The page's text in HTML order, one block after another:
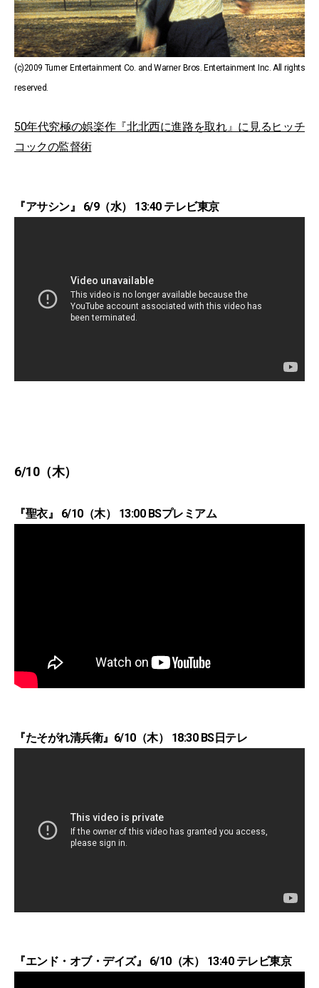
(c)2009 Turner Entertainment Co. and Warner Bros. Entertainment Inc. All rights
reserved.
50年代究極の娯楽作『北北西に進路を取れ』に見るヒッチ
コックの監督術
『アサシン』 6/9（水） 13:40 テレビ東京
6/10（木）
『聖衣』 6/10（木） 13:00 BSプレミアム
『たそがれ清兵衛』6/10（木） 18:30 BS日テレ
『エンド・オブ・デイズ』 6/10（木） 13:40 テレビ東京